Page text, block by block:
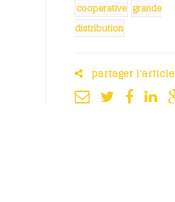
cooperative grande
distribution
partager l'article